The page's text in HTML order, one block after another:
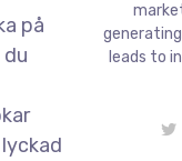
på
leads to